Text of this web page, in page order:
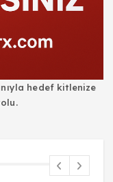
hedef kitlenize